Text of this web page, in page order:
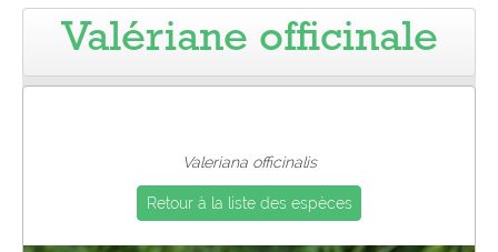
Le blog
Pro
Valériane officinale
Valeriana officinalis
Retour à la liste des espèces